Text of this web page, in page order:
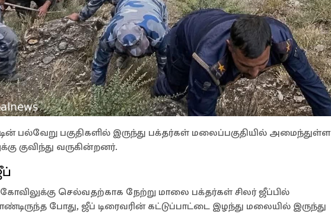
பல்வேறு பகுதிகளில் இருந்து பக்தர்கள் மலைப்பகுதியில் அமைந்துள்ள
குவிந்து வருகின்றனர்.
செல்வதற்காக நேற்று மாலை பக்தர்கள் சிலர் ஜீப்பில்
போது, ஜீப் டிரைவரின் கட்டுப்பாட்டை இழந்து மலையில் இருந்து